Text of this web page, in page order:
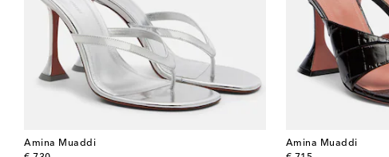
Amina Muaddi
Amina Muaddi